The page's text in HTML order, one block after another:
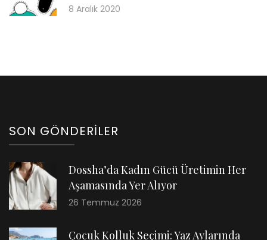
8 Aralık 2020
SON GÖNDERILER
Dossha’da Kadın Gücü Üretimin Her
Aşamasında Yer Alıyor
26 Temmuz 2026
Çocuk Kolluk Seçimi: Yaz Aylarında